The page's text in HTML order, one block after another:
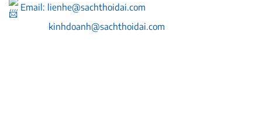
Email: lienhe@sachthoidai.com
kinhdoanh@sachthoidai.com